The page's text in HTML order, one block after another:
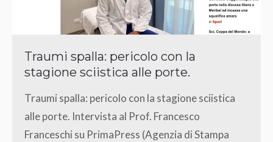
Traumi spalla: pericolo con la
stagione sciistica alle porte.
Traumi spalla: pericolo con la stagione sciistica
alle porte. Intervista al Prof. Francesco
Franceschi su PrimaPress (Agenzia di Stampa